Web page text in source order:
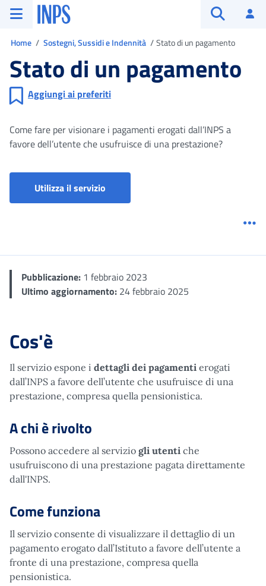
Vai al menu principale
Vai al contenuto principale
Vai al pie' di pagina
INPS ()
Home Sostegni, Sussidi e Indennità Stato di un pagamento
Stato di un pagamento
Aggiungi ai preferiti
Come fare per visionare i pagamenti erogati dall’INPS a
favore dell’utente che usufruisce di una prestazione?
Utilizza il servizio
Pubblicazione: 1 febbraio 2023
Ultimo aggiornamento: 24 febbraio 2025
Cos'è
Il servizio espone i dettagli dei pagamenti erogati
dall’INPS a favore dell’utente che usufruisce di una
prestazione, compresa quella pensionistica.
A chi è rivolto
Possono accedere al servizio gli utenti che
usufruiscono di una prestazione pagata direttamente
dall'INPS.
Come funziona
Il servizio consente di visualizzare il dettaglio di un
pagamento erogato dall’Istituto a favore dell’utente a
fronte di una prestazione, compresa quella
pensionistica.